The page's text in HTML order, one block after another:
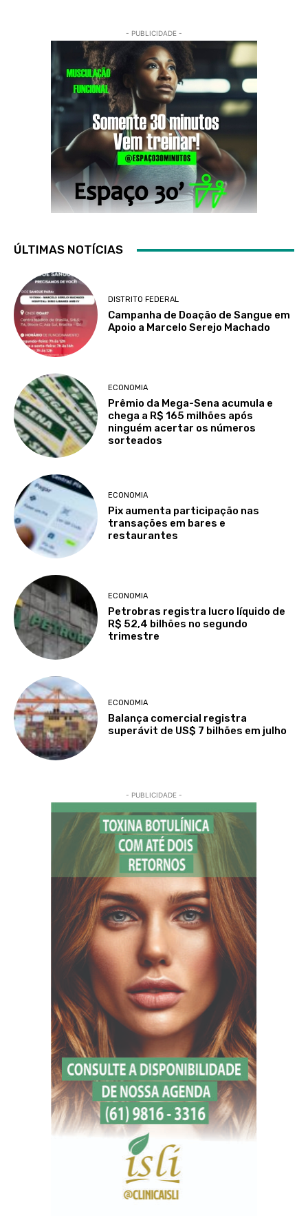
- PUBLICIDADE -
ÚLTIMAS NOTÍCIAS
DISTRITO FEDERAL
Campanha de Doação de Sangue em
Apoio a Marcelo Serejo Machado
ECONOMIA
Prêmio da Mega-Sena acumula e
chega a R$ 165 milhões após
ninguém acertar os números
sorteados
ECONOMIA
Pix aumenta participação nas
transações em bares e
restaurantes
ECONOMIA
Petrobras registra lucro líquido de
R$ 52,4 bilhões no segundo
trimestre
ECONOMIA
Balança comercial registra
superávit de US$ 7 bilhões em julho
- PUBLICIDADE -